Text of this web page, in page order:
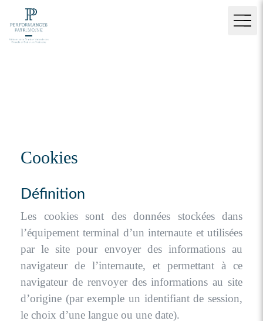
Cookies
Définition
Les cookies sont des données stockées dans
l’équipement terminal d’un internaute et utilisées
par le site pour envoyer des informations au
navigateur de l’internaute, et permettant à ce
navigateur de renvoyer des informations au site
d’origine (par exemple un identifiant de session,
le choix d’une langue ou une date).